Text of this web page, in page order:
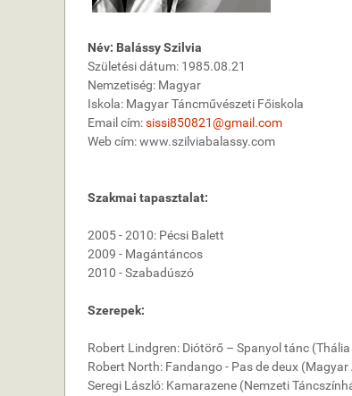
Név: Balássy Szilvia
Születési dátum: 1985.08.21
Nemzetiség: Magyar
Iskola: Magyar Táncművészeti Főiskola
Email cím:sissi850821@gmail.com
Web cím: www.szilviabalassy.com
Szakmai tapasztalat:
2005 - 2010: Pécsi Balett
2009 - Magántáncos
2010 - Szabadúszó
Szerepek:
Robert Lindgren: Diótörő – Spanyol tánc
Robert North: Fandango - Pas de deux
Seregi László: Kamarazene (Nemzeti